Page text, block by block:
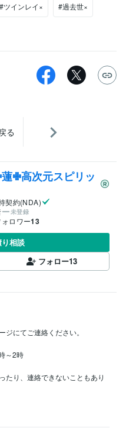
#ツインレイ× #過去世×
る
✙高次元スピリッ
契約(NDA)
未登録
ォロワー13
相談
フォロー13
にてご連絡ください。
～2時
たり、連絡できないこともあり